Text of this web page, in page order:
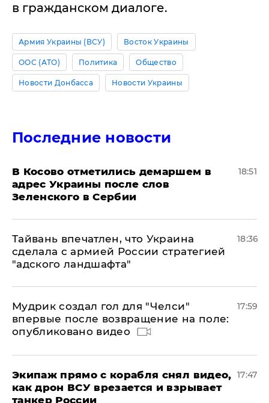
в гражданском диалоге.
Армия Украины (ВСУ) Восток Украины
ООС (АТО) Политика Общество
Новости Донбасса Новости Украины
Последние новости
В Косово отметились демаршем в
адрес Украины после слов
Зеленского в Сербии
18:51
Тайвань впечатлен, что Украина
сделала с армией России стратегией
"адского ландшафта"
18:36
Мудрик создал гол для "Челси"
впервые после возвращение на поле:
опубликовано видео
17:59
Экипаж прямо с корабля снял видео,
как дрон ВСУ врезается и взрывает
танкер России
17:47